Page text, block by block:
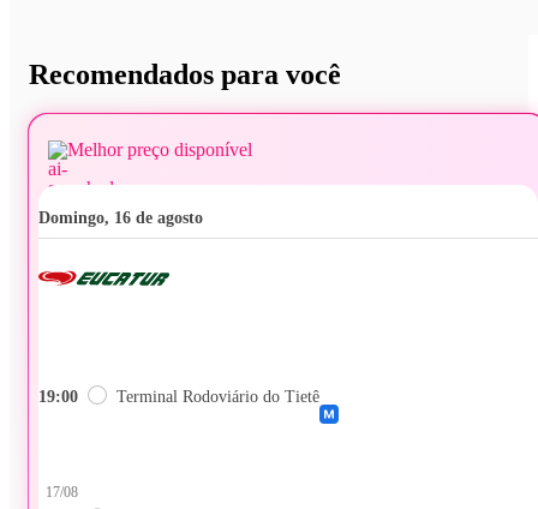
Recomendados para você
Melhor preço disponível
domingo, 16 de agosto
19:00 Terminal Rodoviário do Tietê
17/08